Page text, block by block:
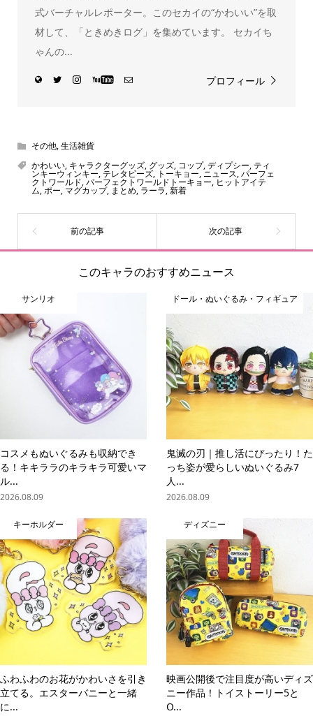
式バーチャルレポーター。このセカイの“かわいい”を取
材して、「ときめきログ」を集めています。 セカイち
ゃんの...
プロフィール
その他,生活雑貨
かわいい, キャラクターグッズ, グッズ, コップ,ディプシー,ティ
ンキーウィンキー,テレタビーズ, トーキョー,ニュース,パーフェ
クトワールド,パーフェクトワールドトーキョー, ヒットアイテ
ム,ポー, マグカップ, まとめ, ラーラ,新着
このキャラのおすすめニュース
サンリオ
コスメもぬいぐるみも収納でき
る！キキララのキラキラ可愛いマ
ル...
2026.08.09
ドール・ぬいぐるみ・フィギュア
鬼滅の刃｜推し活にぴったり！た
っち姿が愛らしいぬいぐるみ7
人...
2026.08.09
キーホルダー
ふわふわのお花がかわいさを引き
立てる。エスターバニーと一緒
に...
ディズニー
映画公開後で注目度が高いディズ
ニー作品！トイストーリー5と
O...